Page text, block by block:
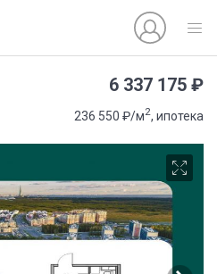
6 337 175 ₽
236 550 ₽/м2, ипотека